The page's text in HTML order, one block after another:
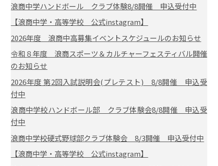
浪商中学ハンドボール クラブ体験8/8開催 申込受付中
【浪商中学・高等学校 公式instagram】
2026年度 浪商中高募集イベントスケジュールのお知らせ
令和８年度 浪商スポーツ＆カルチャーフェスティバル開催
のお知らせ
2026年度 第2回入試説明会(プレテスト) 8/8開催 申込受
付中
浪商中学校ハンドボール部 クラブ体験会8/8開催 申込受
付中
浪商中学校硬式野球部クラブ体験会 8/3開催 申込受付中
【浪商中学・高等学校 公式instagram】